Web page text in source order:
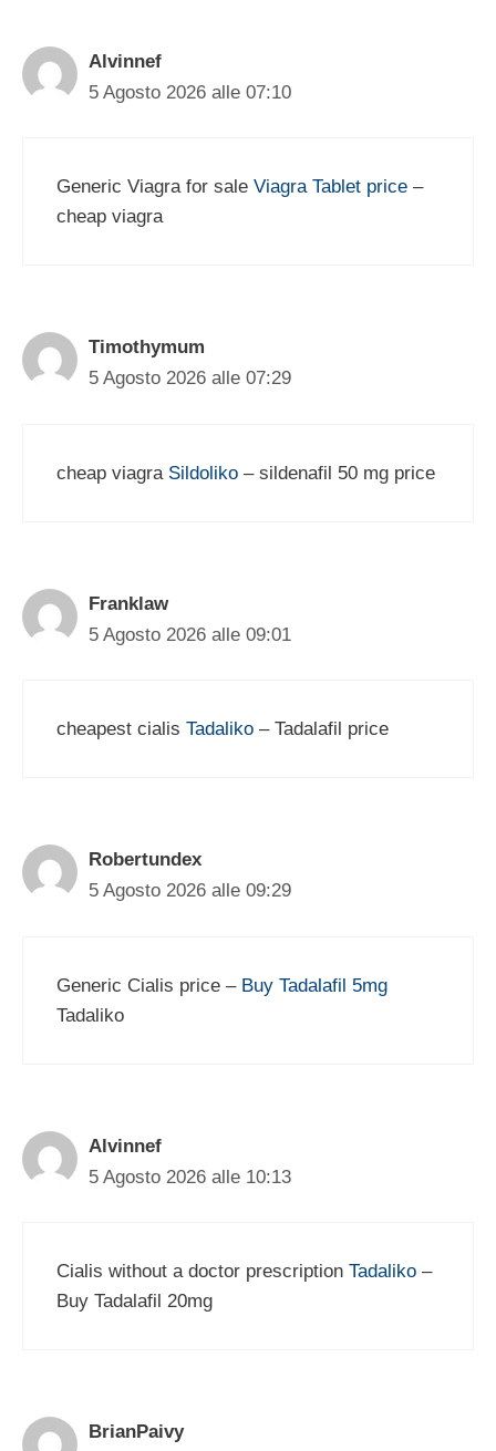
Alvinnef
5 Agosto 2026 alle 07:10
Generic Viagra for sale Viagra Tablet price –
cheap viagra
Timothymum
5 Agosto 2026 alle 07:29
cheap viagra Sildoliko – sildenafil 50 mg price
Franklaw
5 Agosto 2026 alle 09:01
cheapest cialis Tadaliko – Tadalafil price
Robertundex
5 Agosto 2026 alle 09:29
Generic Cialis price – Buy Tadalafil 5mg
Tadaliko
Alvinnef
5 Agosto 2026 alle 10:13
Cialis without a doctor prescription Tadaliko –
Buy Tadalafil 20mg
BrianPaivy